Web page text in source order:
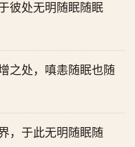
彼处无明随眠随眠
之处，嗔恚随眠也随
，于此无明随眠随